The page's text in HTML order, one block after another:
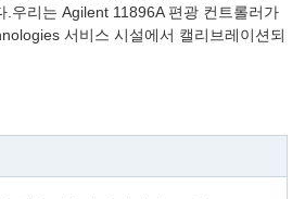
.우리는 Agilent 11896A 편광 컨트롤러가
서비스 시설에서 캘리브레이션되